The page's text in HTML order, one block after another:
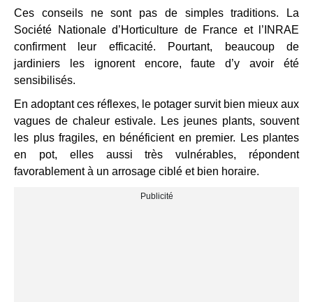
Ces conseils ne sont pas de simples traditions. La
Société Nationale d’Horticulture de France et l’INRAE
confirment leur efficacité. Pourtant, beaucoup de
jardiniers les ignorent encore, faute d’y avoir été
sensibilisés.
En adoptant ces réflexes, le potager survit bien mieux aux
vagues de chaleur estivale. Les jeunes plants, souvent
les plus fragiles, en bénéficient en premier. Les plantes
en pot, elles aussi très vulnérables, répondent
favorablement à un arrosage ciblé et bien horaire.